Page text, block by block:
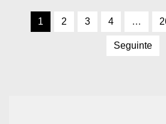
1 2 3 4 …
Seguinte